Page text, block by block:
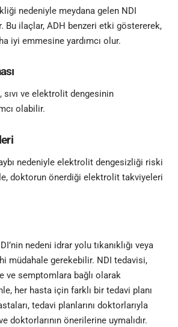
nedeniyle meydana gelen NDI
Bu ilaçlar, ADH benzeri etki göstererek,
iyi emmesine yardımcı olur.
sıvı ve elektrolit dengesinin
olabilir.
nedeniyle elektrolit dengesizliği riski
doktorun önerdiği elektrolit takviyeleri
nedeni idrar yolu tıkanıklığı veya
müdahale gerekebilir. NDI tedavisi,
ve semptomlara bağlı olarak
her hasta için farklı bir tedavi planı
tedavi planlarını doktorlarıyla
doktorlarının önerilerine uymalıdır.